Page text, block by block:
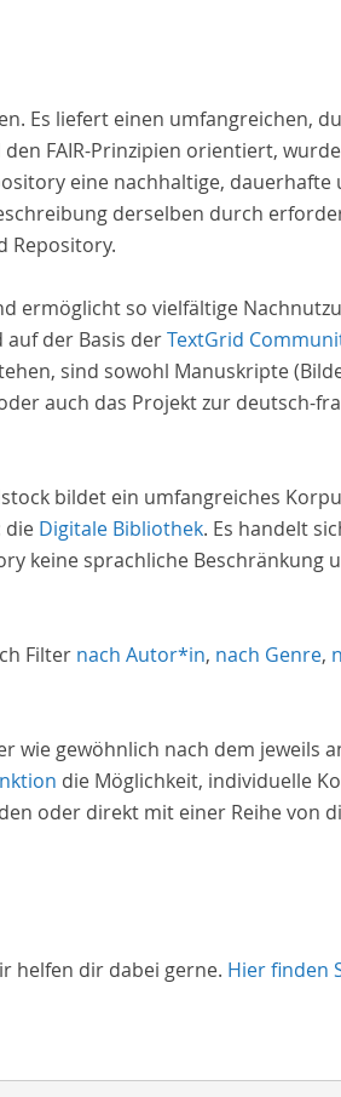
der
Es liefert einen umfangreichen,
FAIR-Prinzipien orientiert,
eine nachhaltige, dauerhafte
derselben durch
Repository.
ermöglicht so vielfältige
der Basis derTextGrid
sind sowohl Manuskripte
auch das Projekt zur deutsch-
bildet ein umfangreiches
die Digitale Bibliothek. Es handelt
keine sprachliche Beschränkung
Filter nach Autor*in, nach Genre,
wie gewöhnlich nach dem jeweils
die Möglichkeit, individuelle
oder direkt mit einer Reihe von
helfen dir dabei gerne. Hier finden